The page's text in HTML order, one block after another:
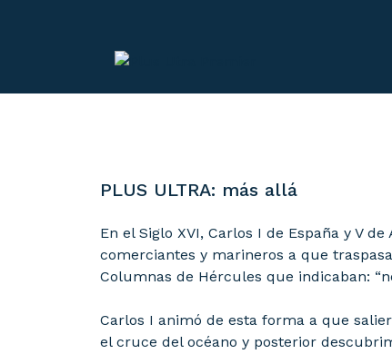
PLUS ULTRA: más allá
En el Siglo XVI, Carlos I de España y V
comerciantes y marineros a que
Columnas de Hércules que indicaban:
Carlos I animó de esta forma a que
el cruce del océano y posterior